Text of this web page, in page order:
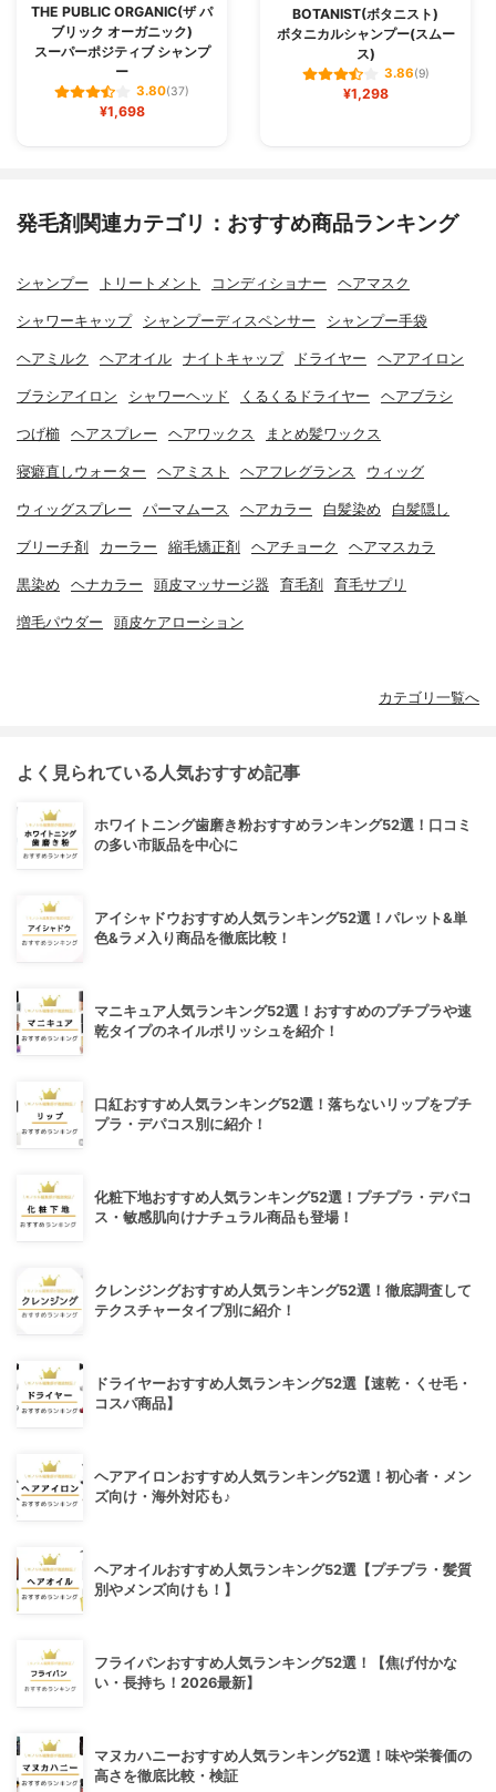
THE PUBLIC ORGANIC(ザ パ
ブリック オーガニック)
スーパーポジティブ シャンプ
ー
3.80(37)
¥1,698
BOTANIST(ボタニスト)
ボタニカルシャンプー(スムー
ス)
3.86(9)
¥1,298
発毛剤関連カテゴリ：おすすめ商品ランキング
シャンプー トリートメント コンディショナー ヘアマスク
シャワーキャップ シャンプーディスペンサー シャンプー手袋
ヘアミルク ヘアオイル ナイトキャップ ドライヤー ヘアアイロン
ブラシアイロン シャワーヘッド くるくるドライヤー ヘアブラシ
つげ櫛 ヘアスプレー ヘアワックス まとめ髪ワックス
寝癖直しウォーター ヘアミスト ヘアフレグランス ウィッグ
ウィッグスプレー パーマムース ヘアカラー 白髪染め 白髪隠し
ブリーチ剤 カーラー 縮毛矯正剤 ヘアチョーク ヘアマスカラ
黒染め ヘナカラー 頭皮マッサージ器 育毛剤 育毛サプリ
増毛パウダー 頭皮ケアローション
カテゴリ一覧へ
よく見られている人気おすすめ記事
ホワイトニング歯磨き粉おすすめランキング52選！口コミ
の多い市販品を中心に
アイシャドウおすすめ人気ランキング52選！パレット&単
色&ラメ入り商品を徹底比較！
マニキュア人気ランキング52選！おすすめのプチプラや速
乾タイプのネイルポリッシュを紹介！
口紅おすすめ人気ランキング52選！落ちないリップをプチ
プラ・デパコス別に紹介！
化粧下地おすすめ人気ランキング52選！プチプラ・デパコ
ス・敏感肌向けナチュラル商品も登場！
クレンジングおすすめ人気ランキング52選！徹底調査して
テクスチャータイプ別に紹介！
ドライヤーおすすめ人気ランキング52選【速乾・くせ毛・
コスパ商品】
ヘアアイロンおすすめ人気ランキング52選！初心者・メン
ズ向け・海外対応も♪
ヘアオイルおすすめ人気ランキング52選【プチプラ・髪質
別やメンズ向けも！】
フライパンおすすめ人気ランキング52選！【焦げ付かな
い・長持ち！2026最新】
マヌカハニーおすすめ人気ランキング52選！味や栄養価の
高さを徹底比較・検証